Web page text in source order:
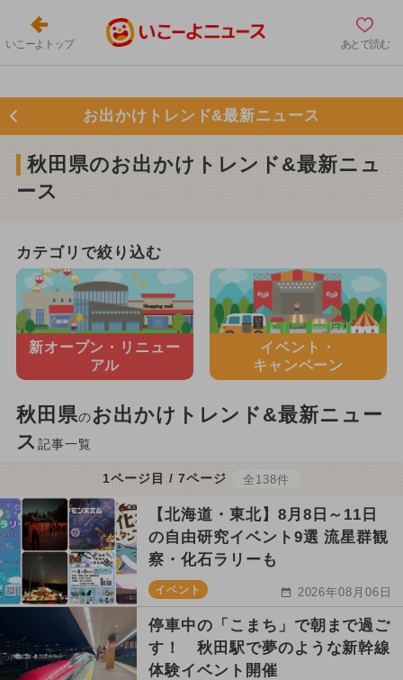
いこーよトップ あとで読む
お出かけトレンド&最新ニュース
秋田県のお出かけトレンド&最新ニュ
ース
カテゴリで絞り込む
新オープン・ リニュー
アル
イベント・
キャンペーン
秋田県のお出かけトレンド&最新ニュー
ス 記事一覧
1ページ目 / 7ページ 全138件
【北海道・東北】8月8日～11日
の自由研究イベント9選 流星群観
察・化石ラリーも
イベント 2026年08月06日
停車中の「こまち」で朝まで過ご
す！ 秋田駅で夢のような新幹線
体験イベント開催